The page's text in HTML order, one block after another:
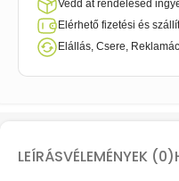
Vedd át rendelésed
Elérhető fizetési és
Elállás, Csere,
LEÍRÁSVÉLEMÉNYEK (0)